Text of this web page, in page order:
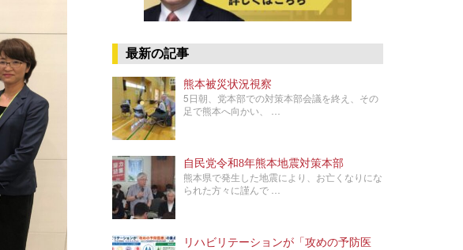
最新の記事
熊本被災状況視察
5日朝、党本部での対策本部会議を終え、その
足で熊本へ向かい、 …
自民党令和8年熊本地震対策本部
熊本県で発生した地震により、お亡くなりにな
られた方々に謹んで …
リハビリテーションが「攻めの予防医